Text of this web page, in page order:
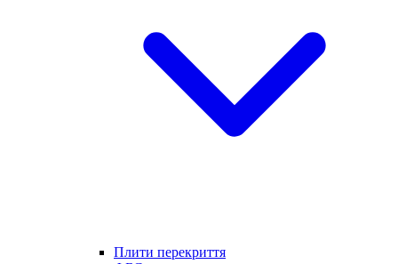
Плити перекриття